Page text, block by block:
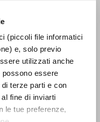
(piccoli file informatici
e, solo previo
utilizzati anche
essere
terze parti e con
fine di inviarti
le tue preferenze,